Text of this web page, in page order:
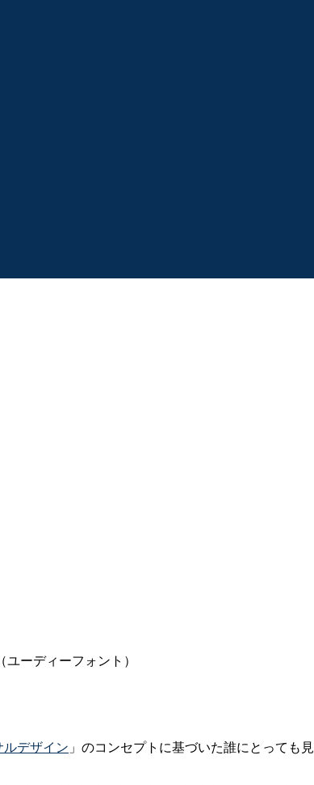
ユーディーフォント）
ルデザイン 」のコンセプトに基づいた誰にとっても見